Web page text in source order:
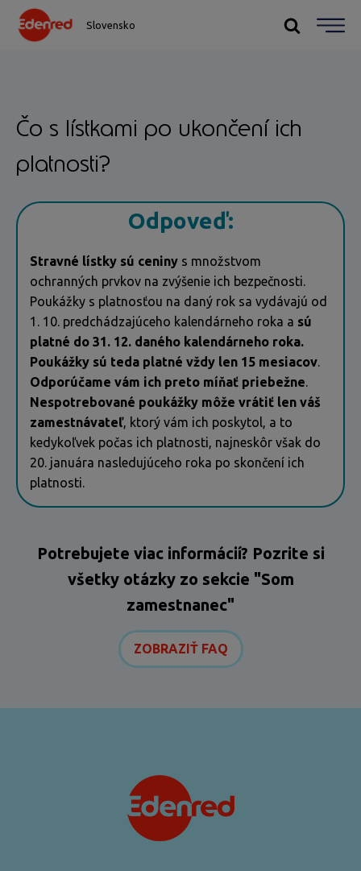
Slovensko
Čo s lístkami po ukončení ich
platnosti?
Odpoveď:
Stravné lístky sú ceniny s množstvom
ochranných prvkov na zvýšenie ich bezpečnosti.
Poukážky s platnosťou na daný rok sa vydávajú od
1. 10. predchádzajúceho kalendárneho roka a sú
platné do 31. 12. daného kalendárneho roka.
Poukážky sú teda platné vždy len 15 mesiacov.
Odporúčame vám ich preto míňať priebežne.
Nespotrebované poukážky môže vrátiť len váš
zamestnávateľ, ktorý vám ich poskytol, a to
kedykoľvek počas ich platnosti, najneskôr však do
20. januára nasledujúceho roka po skončení ich
platnosti.
Potrebujete viac informácií? Pozrite si
všetky otázky zo sekcie "Som
zamestnanec"
ZOBRAZIŤ FAQ